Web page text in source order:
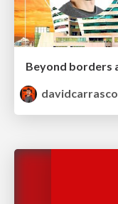
davidcarrasco